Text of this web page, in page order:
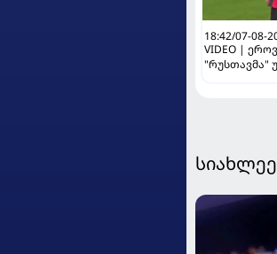
18:42/07-08-
VIDEO |
"რუსთავმა"